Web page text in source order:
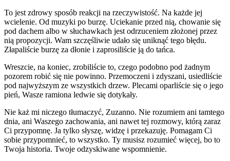
To jest zdrowy sposób reakcji na rzeczywistość. Na każde jej
wcielenie. Od muzyki po burzę. Uciekanie przed nią, chowanie się
pod dachem albo w słuchawkach jest odrzuceniem złożonej przez
nią propozycji. Wam szczęśliwie udało się uniknąć tego błędu.
Złapaliście burzę za dłonie i zaprosiliście ją do tańca.
Wreszcie, na koniec, zrobiliście to, czego podobno pod żadnym
pozorem robić się nie powinno. Przemoczeni i zdyszani, usiedliście
pod najwyższym ze wszystkich drzew. Plecami oparliście się o jego
pień, Wasze ramiona ledwie się dotykały.
Nie każ mi niczego tłumaczyć, Zuzanno. Nie rozumiem ani tamtego
dnia, ani Waszego zachowania, ani nawet tej rozmowy, którą zaraz
Ci przypomnę. Ja tylko słyszę, widzę i przekazuję. Pomagam Ci
sobie przypomnieć, to wszystko. Ty musisz rozumieć więcej, bo to
Twoja historia. Twoje odzyskiwane wspomnienie.